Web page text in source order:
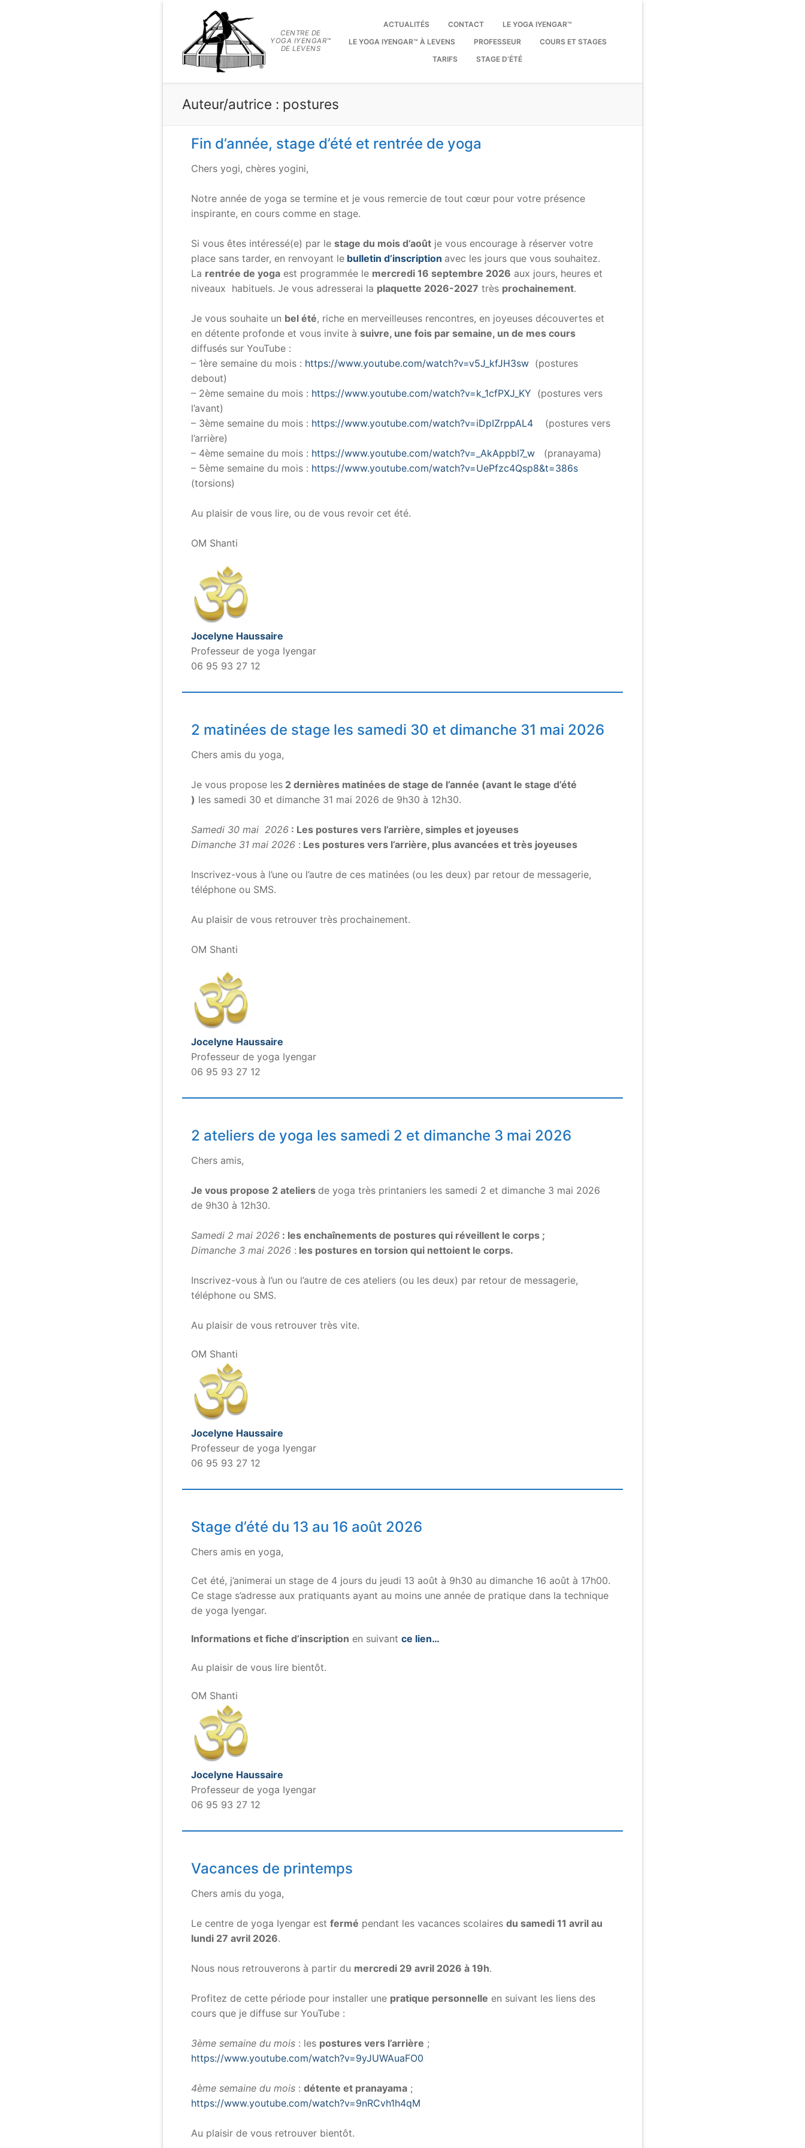
contenu
CENTRE DE
YOGA IYENGAR™
DE LEVENS
ACTUALITÉS CONTACT
LE YOGA IYENGAR™
LE YOGA IYENGAR™ À LEVENS
PROFESSEUR
COURS ET STAGES
TARIFS
STAGE D’ÉTÉ
Auteur/autrice : postures
Fin d’année, stage d’été et rentrée de yoga
Chers yogi, chères yogini,
Notre année de yoga se termine et je vous remercie de tout cœur pour votre présence
inspirante, en cours comme en stage.
Si vous êtes intéressé(e) par le stage du mois d’août je vous encourage à réserver votre
place sans tarder, en renvoyant le bulletin d’inscription avec les jours que vous souhaitez.
La rentrée de yoga est programmée le mercredi 16 septembre 2026 aux jours, heures et
niveaux habituels. Je vous adresserai la plaquette 2026-2027 très prochainement.
Je vous souhaite un bel été, riche en merveilleuses rencontres, en joyeuses découvertes et
en détente profonde et vous invite à suivre, une fois par semaine, un de mes cours
diffusés sur YouTube :
– 1ère semaine du mois : https://www.youtube.com/watch?v=v5J_kfJH3sw (postures
debout)
– 2ème semaine du mois : https://www.youtube.com/watch?v=k_1cfPXJ_KY (postures vers
l’avant)
– 3ème semaine du mois : https://www.youtube.com/watch?v=iDpIZrppAL4 (postures vers
l’arrière)
– 4ème semaine du mois : https://www.youtube.com/watch?v=_AkAppbI7_w (pranayama)
– 5ème semaine du mois : https://www.youtube.com/watch?v=UePfzc4Qsp8&t=386s
(torsions)
Au plaisir de vous lire, ou de vous revoir cet été.
OM Shanti
Jocelyne Haussaire
Professeur de yoga Iyengar
06 95 93 27 12
2 matinées de stage les samedi 30 et dimanche 31 mai 2026
Chers amis du yoga,
Je vous propose les 2 dernières matinées de stage de l’année (avant le stage d’été
) les samedi 30 et dimanche 31 mai 2026 de 9h30 à 12h30.
Samedi 30 mai 2026 : Les postures vers l’arrière, simples et joyeuses
Dimanche 31 mai 2026 : Les postures vers l’arrière, plus avancées et très joyeuses
Inscrivez-vous à l’une ou l’autre de ces matinées (ou les deux) par retour de messagerie,
téléphone ou SMS.
Au plaisir de vous retrouver très prochainement.
OM Shanti
Jocelyne Haussaire
Professeur de yoga Iyengar
06 95 93 27 12
2 ateliers de yoga les samedi 2 et dimanche 3 mai 2026
Chers amis,
Je vous propose 2 ateliers de yoga très printaniers les samedi 2 et dimanche 3 mai 2026
de 9h30 à 12h30.
Samedi 2 mai 2026 : les enchaînements de postures qui réveillent le corps ;
Dimanche 3 mai 2026 : les postures en torsion qui nettoient le corps.
Inscrivez-vous à l’un ou l’autre de ces ateliers (ou les deux) par retour de messagerie,
téléphone ou SMS.
Au plaisir de vous retrouver très vite.
OM Shanti
Jocelyne Haussaire
Professeur de yoga Iyengar
06 95 93 27 12
Stage d’été du 13 au 16 août 2026
Chers amis en yoga,
Cet été, j’animerai un stage de 4 jours du jeudi 13 août à 9h30 au dimanche 16 août à 17h00.
Ce stage s’adresse aux pratiquants ayant au moins une année de pratique dans la technique
de yoga Iyengar.
Informations et fiche d’inscription en suivant ce lien…
Au plaisir de vous lire bientôt.
OM Shanti
Jocelyne Haussaire
Professeur de yoga Iyengar
06 95 93 27 12
Vacances de printemps
Chers amis du yoga,
Le centre de yoga Iyengar est fermé pendant les vacances scolaires du samedi 11 avril au
lundi 27 avril 2026.
Nous nous retrouverons à partir du mercredi 29 avril 2026 à 19h.
Profitez de cette période pour installer une pratique personnelle en suivant les liens des
cours que je diffuse sur YouTube :
3ème semaine du mois : les postures vers l’arrière ;
https://www.youtube.com/watch?v=9yJUWAuaFO0
4ème semaine du mois : détente et pranayama ;
https://www.youtube.com/watch?v=9nRCvh1h4qM
Au plaisir de vous retrouver bientôt.